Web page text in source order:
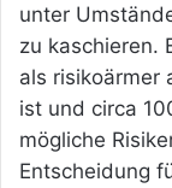
unter
zu kaschieren.
als risikoärmer
ist und circa
mögliche
Entscheidung